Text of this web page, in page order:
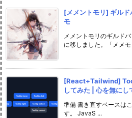
[メメントモリ] ギルド
モ
メメントモリのギルド
に移しました。「メメ
[React+Tailwind]
してみた | 心を無に
準備 書き直すベースは
す。 JavaS ...